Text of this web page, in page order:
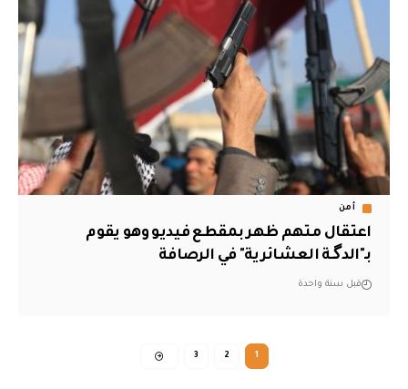
أمن
اعتقال متهم ظهر بمقطع فيديو وهو يقوم
بـ"الدگـة العشائرية" في الرصافة
قبل سنة واحدة
1
2
3